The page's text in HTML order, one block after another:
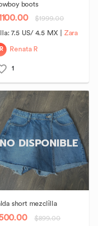
boots
$1999.00
7.5 US/ 4.5 MX| Zara
Renata R
1
NO DISPONIBLE
short mezclilla
$899.00